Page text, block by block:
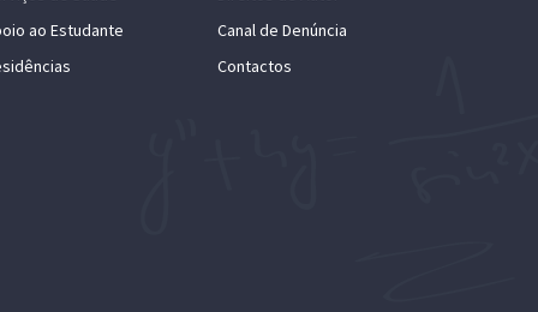
ao Estudante
Canal de Denúncia
Contactos